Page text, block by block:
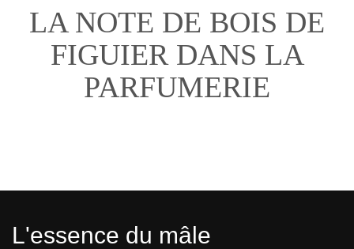
LA NOTE DE BOIS DE
FIGUIER DANS LA
PARFUMERIE
L'essence du mâle